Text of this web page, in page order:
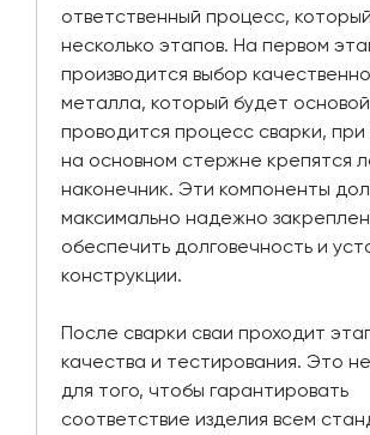
ответственный процесс,
несколько этапов. На первом
производится выбор
металла, который будет
проводится процесс сварки,
на основном стержне крепятся
наконечник. Эти компоненты
максимально надежно
обеспечить долговечность и
конструкции.
После сварки сваи проходит
качества и тестирования. Это
для того, чтобы гарантировать
соответствие изделия всем